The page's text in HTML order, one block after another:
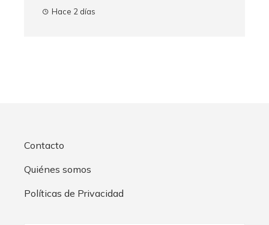
Hace 2 días
Contacto
Quiénes somos
Políticas de Privacidad